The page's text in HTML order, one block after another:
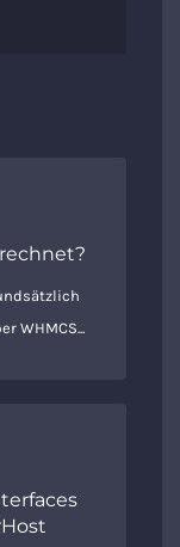
WHMCS...